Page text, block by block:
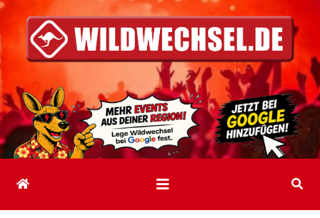
Inhalt
springen